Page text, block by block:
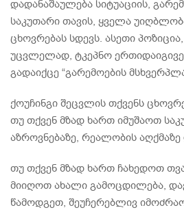
დადანაშაულება სიტუაციის,
საკუთარი თავის, ყველა
ცხოვრებას სდევს. ასეთი
უცვლელად, ტკეპნო
გადაიქცე “გარემოების
ქოუჩინგი შეცვლის თქვენს
თუ თქვენ მზად ხართ იმუშაოთ
აზროვნებაზე, რეალობის აღქმაზე
თუ თქვენ მზად ხართ ჩახედოთ
მიიღოთ ახალი გამოცდილება,
წამოდგეთ, შეუჩერებლივ